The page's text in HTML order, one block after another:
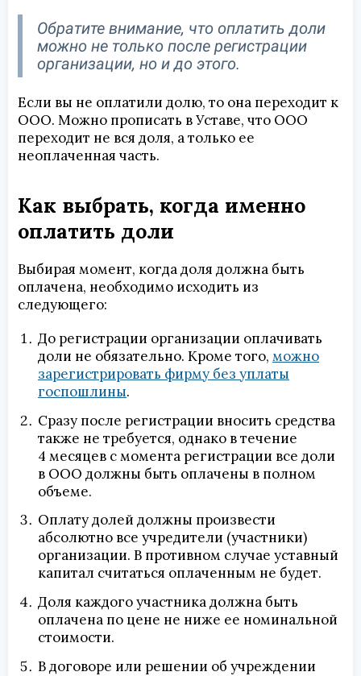
Обратите внимание, что оплатить доли
можно не только после регистрации
организации, но и до этого.
Если вы не оплатили долю, то она переходит к
ООО. Можно прописать в Уставе, что ООО
переходит не вся доля, а только ее
неоплаченная часть.
Как выбрать, когда именно
оплатить доли
Выбирая момент, когда доля должна быть
оплачена, необходимо исходить из
следующего:
До регистрации организации оплачивать
доли не обязательно. Кроме того, можно
зарегистрировать фирму без уплаты
госпошлины.
Сразу после регистрации вносить средства
также не требуется, однако в течение
4 месяцев с момента регистрации все доли
в ООО должны быть оплачены в полном
объеме.
Оплату долей должны произвести
абсолютно все учредители (участники)
организации. В противном случае уставный
капитал считаться оплаченным не будет.
Доля каждого участника должна быть
оплачена по цене не ниже ее номинальной
стоимости.
В договоре или решении об учреждении